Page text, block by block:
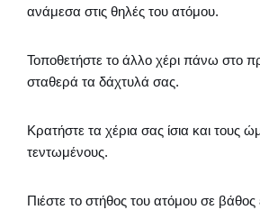
ανάμεσα στις θηλές του ατόμου.
Τοποθετήστε το άλλο χέρι πάνω στο
σταθερά τα δάχτυλά σας.
Κρατήστε τα χέρια σας ίσια και τους
τεντωμένους.
Πιέστε το στήθος του ατόμου σε βάθος